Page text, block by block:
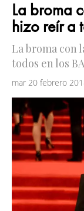
La broma
hizo reír a
La broma con
todos en los
mar 20 febrero